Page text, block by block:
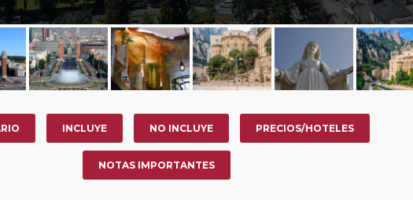
INCLUYE NO INCLUYE PRECIOS/HOTELES
NOTAS IMPORTANTES